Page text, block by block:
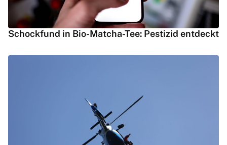
Schockfund in Bio-Matcha-Tee: Pestizid entdeckt